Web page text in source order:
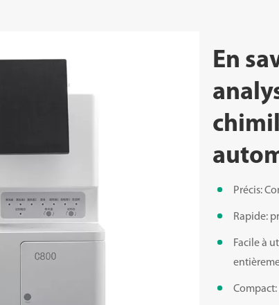
En
Précis:
Rapide:
Facile à